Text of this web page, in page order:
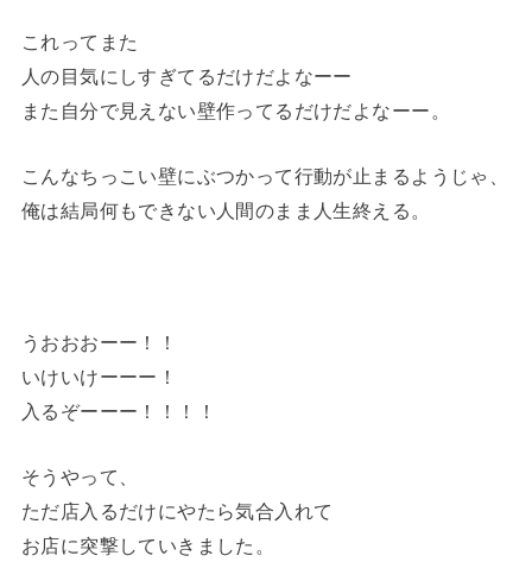
これってまた
人の目気にしすぎてるだけだよなーー
また自分で見えない壁作ってるだけだよなーー。
こんなちっこい壁にぶつかって行動が止まるようじゃ、
俺は結局何もできない人間のまま人生終える。
うおおおーー！！
いけいけーーー！
入るぞーーー！！！！
そうやって、
ただ店入るだけにやたら気合入れて
お店に突撃していきました。